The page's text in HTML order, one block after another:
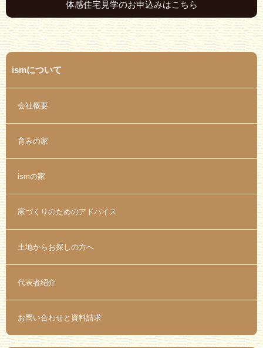
体感住宅見学のお申込みはこちら
ismについて
会社概要
育みの家
ismの家
家づくりのためのアドバイス
土地からお探しの方へ
代表者紹介
お問い合わせと資料請求